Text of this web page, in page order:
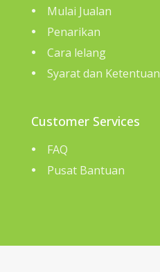
Mulai Jualan
Penarikan
Cara lelang
Syarat dan Ketentuan
Customer Services
FAQ
Pusat Bantuan